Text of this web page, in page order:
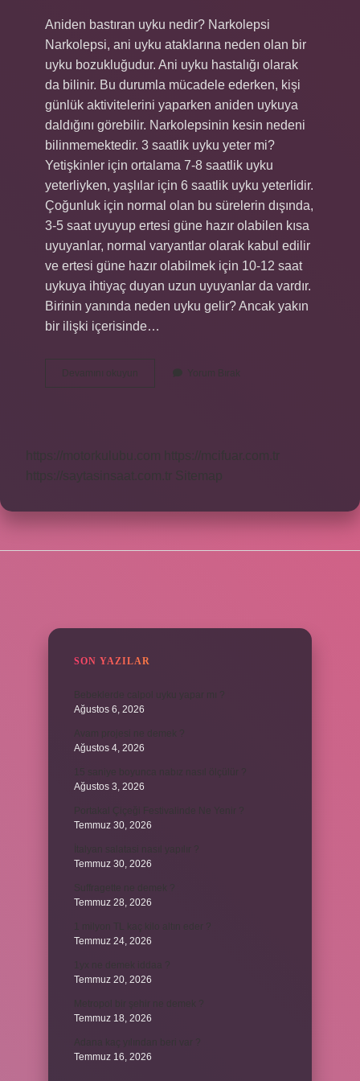
Aniden bastıran uyku nedir? Narkolepsi
Narkolepsi, ani uyku ataklarına neden olan bir
uyku bozukluğudur. Ani uyku hastalığı olarak
da bilinir. Bu durumla mücadele ederken, kişi
günlük aktivitelerini yaparken aniden uykuya
daldığını görebilir. Narkolepsinin kesin nedeni
bilinmemektedir. 3 saatlik uyku yeter mi?
Yetişkinler için ortalama 7-8 saatlik uyku
yeterliyken, yaşlılar için 6 saatlik uyku yeterlidir.
Çoğunluk için normal olan bu sürelerin dışında,
3-5 saat uyuyup ertesi güne hazır olabilen kısa
uyuyanlar, normal varyantlar olarak kabul edilir
ve ertesi güne hazır olabilmek için 10-12 saat
uykuya ihtiyaç duyan uzun uyuyanlar da vardır.
Birinin yanında neden uyku gelir? Ancak yakın
bir ilişki içerisinde…
Devamını okuyun
Uyku
Yorum Bırak
https://motorkulubu.com
https://mcifuar.com.tr
https://saytasinsaat.com.tr Sitemap
SON YAZILAR
Bebeklerde calpol uyku yapar mı ?
Ağustos 6, 2026
Ağustos 4, 2026
Ağustos 3, 2026
Temmuz 30, 2026
Temmuz 30, 2026
Temmuz 28, 2026
Temmuz 24, 2026
Temmuz 20, 2026
Temmuz 18, 2026
Temmuz 16, 2026